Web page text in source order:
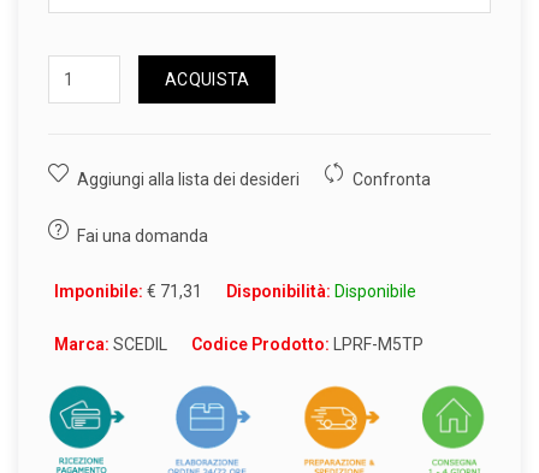
ACQUISTA
Aggiungi alla lista dei desideri Confronta
Fai una domanda
Imponibile: € 71,31 Disponibilità: Disponibile
Marca: SCEDIL Codice Prodotto: LPRF-M5TP